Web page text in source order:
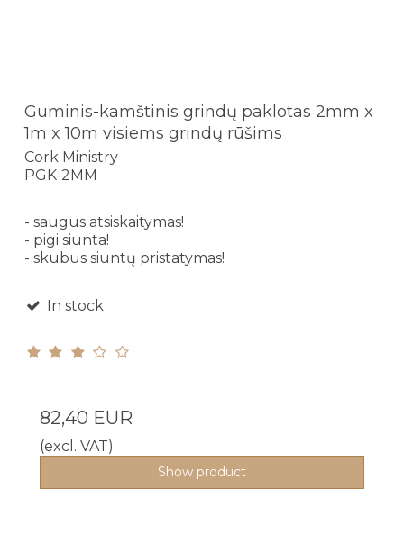
Guminis-kamštinis grindų paklotas 2mm x
1m x 10m visiems grindų rūšims
Cork Ministry
PGK-2MM
- saugus atsiskaitymas!
- pigi siunta!
- skubus siuntų pristatymas!
In stock
82,40 EUR
(excl. VAT)
Show product